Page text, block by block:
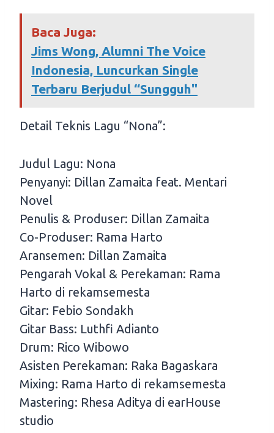
Baca Juga:
Jims Wong, Alumni The Voice
Indonesia, Luncurkan Single
Terbaru Berjudul “Sungguh"
Detail Teknis Lagu “Nona”:
Judul Lagu: Nona
Penyanyi: Dillan Zamaita feat. Mentari
Novel
Penulis & Produser: Dillan Zamaita
Co-Produser: Rama Harto
Aransemen: Dillan Zamaita
Pengarah Vokal & Perekaman: Rama
Harto di rekamsemesta
Gitar: Febio Sondakh
Gitar Bass: Luthfi Adianto
Drum: Rico Wibowo
Asisten Perekaman: Raka Bagaskara
Mixing: Rama Harto di rekamsemesta
Mastering: Rhesa Aditya di earHouse
studio